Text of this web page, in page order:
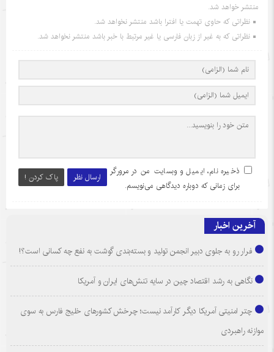
منتشر خواهد شد.
نظراتی که حاوی تهمت یا افترا باشد منتشر نخواهد شد.
نظراتی که به غیر از زبان فارسی یا غیر مرتبط با خبر باشد منتشر نخواهد شد.
ارسال نظر پاک کردن !
ذخیره نام، ایمیل و وبسایت من در مرورگر
برای زمانی که دوباره دیدگاهی می‌نویسم.
آخرین اخبار
فرار رو به جلوی دبیر انجمن تولید و بسته‌بندی گوشت به نفع چه کسانی است؟!
نگاهی به رشد اقتصاد چین در سایه تنش‌های ایران و آمریکا
چتر امنیتی آمریکا دیگر کارآمد نیست؛ چرخش کشورهای خلیج فارس به سوی
موازنه راهبردی